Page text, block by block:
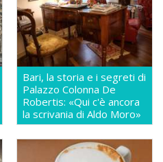
Bari, la storia e i segreti di
Palazzo Colonna De
Robertis: «Qui c'è ancora
la scrivania di Aldo Moro»